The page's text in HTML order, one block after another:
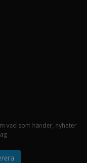
vad som händer, nyheter